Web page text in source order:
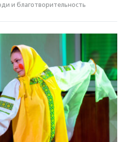
и благотвори­тель­ность